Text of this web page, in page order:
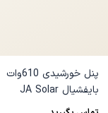
پنل خورشیدی 610وات
بایفشیال JA Solar